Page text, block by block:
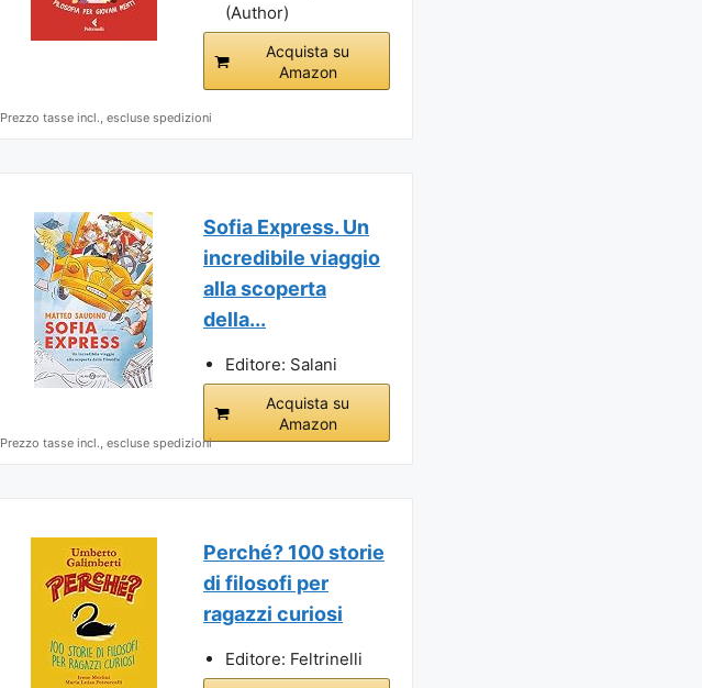
(Author)
Acquista su
Amazon
Prezzo tasse incl., escluse spedizioni
Sofia Express. Un
incredibile viaggio
alla scoperta
della...
Editore: Salani
Acquista su
Amazon
Prezzo tasse incl., escluse spedizioni
Perché? 100 storie
di filosofi per
ragazzi curiosi
Editore: Feltrinelli